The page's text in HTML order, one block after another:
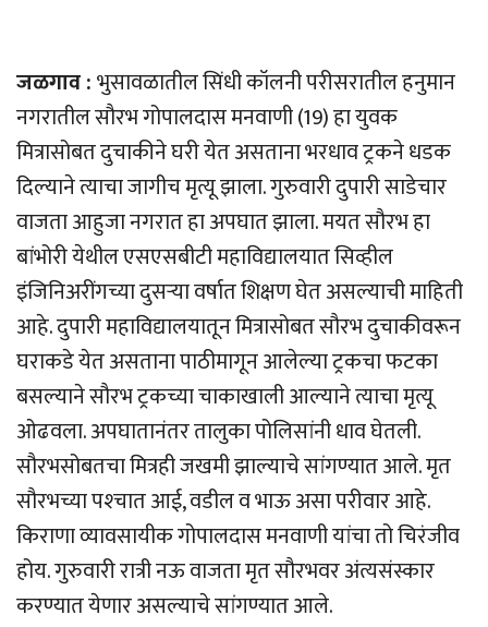
जळगाव :भुसावळातील सिंधी कॉलनी परीसरातील हनुमान
नगरातील सौरभ गोपालदास मनवाणी (19) हा युवक
मित्रासोबत दुचाकीने घरी येत असताना भरधाव ट्रकने धडक
दिल्याने त्याचा जागीच मृत्यू झाला. गुरुवारी दुपारी साडेचार
वाजता आहुजा नगरात हा अपघात झाला. मयत सौरभ हा
बांभोरी येथील एसएसबीटी महाविद्यालयात सिव्हील
इंजिनिअरींगच्या दुसर्‍या वर्षात शिक्षण घेत असल्याची माहिती
आहे. दुपारी महाविद्यालयातून मित्रासोबत सौरभ दुचाकीवरून
घराकडे येत असताना पाठीमागून आलेल्या ट्रकचा फटका
बसल्याने सौरभ ट्रकच्या चाकाखाली आल्याने त्याचा मृत्यू
ओढवला. अपघातानंतर तालुका पोलिसांनी धाव घेतली.
सौरभसोबतचा मित्रही जखमी झाल्याचे सांगण्यात आले. मृत
सौरभच्या पश्‍चात आई, वडील व भाऊ असा परीवार आहे.
किराणा व्यावसायीक गोपालदास मनवाणी यांचा तो चिरंजीव
होय. गुरुवारी रात्री नऊ वाजता मृत सौरभवर अंत्यसंस्कार
करण्यात येणार असल्याचे सांगण्यात आले.